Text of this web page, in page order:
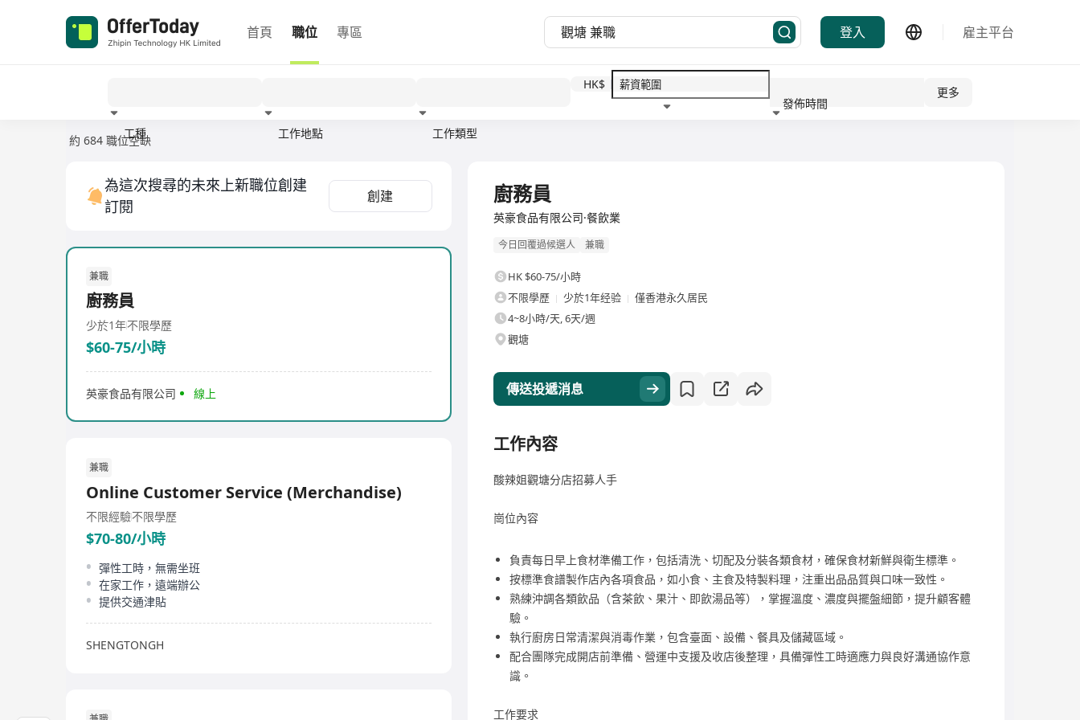
首頁 職位 專區 登入 雇主平台
工種 工作地點 工作類型
HK$
發佈時間
更多
約 684 職位空缺
為這次搜尋的未來上新職位創建
訂閱
創建
兼職
廚務員
少於1年不限學歷
$60-75/小時
英豪食品有限公司 線上
兼職
Online Customer Service (Merchandise)
不限經驗不限學歷
$70-80/小時
彈性工時，無需坐班
在家工作，遠端辦公
提供交通津貼
SHENGTONGH
廚務員
英豪食品有限公司·餐飲業
今日回覆過候選人 兼職
HK $60-75/小時
不限學歷
少於1年经验
僅香港永久居民
4~8小時/天, 6天/週
觀塘
傳送投遞消息
工作內容
酸辣姐觀塘分店招募人手
崗位內容
負責每日早上食材準備工作，包括清洗、切配及分裝各類食材，確保食材新鮮與衛生標準。
按標準食譜製作店內各項食品，如小食、主食及特製料理，注重出品品質與口味一致性。
熟練沖調各類飲品（含茶飲、果汁、即飲湯品等），掌握溫度、濃度與擺盤細節，提升顧客體
驗。
執行廚房日常清潔與消毒作業，包含臺面、設備、餐具及儲藏區域。
配合團隊完成開店前準備、營運中支援及收店後整理，具備彈性工時適應力與良好溝通協作意
識。
工作要求